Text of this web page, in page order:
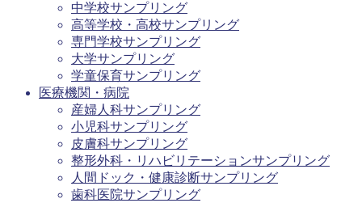
中学校サンプリング
高等学校・高校サンプリング
専門学校サンプリング
大学サンプリング
学童保育サンプリング
医療機関・病院
産婦人科サンプリング
小児科サンプリング
皮膚科サンプリング
整形外科・リハビリテーションサンプリング
人間ドック・健康診断サンプリング
歯科医院サンプリング